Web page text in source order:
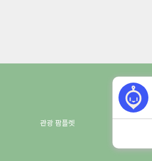
관광 팜플렛